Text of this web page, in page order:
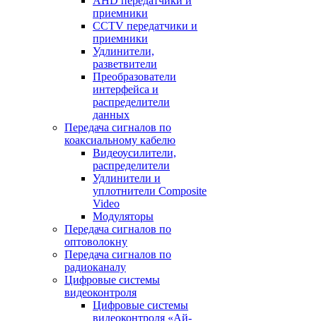
приемники
CCTV передатчики и
приемники
Удлинители,
разветвители
Преобразователи
интерфейса и
распределители
данных
Передача сигналов по
коаксиальному кабелю
Видеоусилители,
распределители
Удлинители и
уплотнители Сomposite
Video
Модуляторы
Передача сигналов по
оптоволокну
Передача сигналов по
радиоканалу
Цифровые системы
видеоконтроля
Цифровые системы
видеоконтроля «Ай-